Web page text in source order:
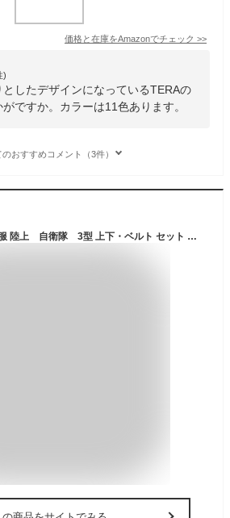
価格と在庫をAmazonでチェック >>
)
したデザインになっているTERAの
ですか。カラーは11色あります。
のおすすめコメント（3件）
Broptical 迷彩服 戦闘服 陸上 自衛隊 3型 上下・ベルト セット ミリタリー 迷彩パターン サバイバルゲーム サバゲー 迷彩 服 メンズ レディース 大きいサイズ 初心者 BDU 服装